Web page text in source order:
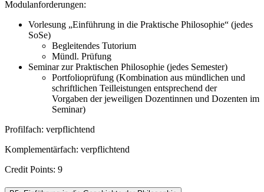
Modulanforderungen:
Vorlesung „Einführung in die Praktische Philosophie“ (jedes
SoSe)
Begleitendes Tutorium
Mündl. Prüfung
Seminar zur Praktischen Philosophie (jedes Semester)
Portfolioprüfung (Kombination aus mündlichen und
schriftlichen Teilleistungen entsprechend der
Vorgaben der jeweiligen Dozentinnen und Dozenten im
Seminar)
Profilfach: verpflichtend
Komplementärfach: verpflichtend
Credit Points: 9